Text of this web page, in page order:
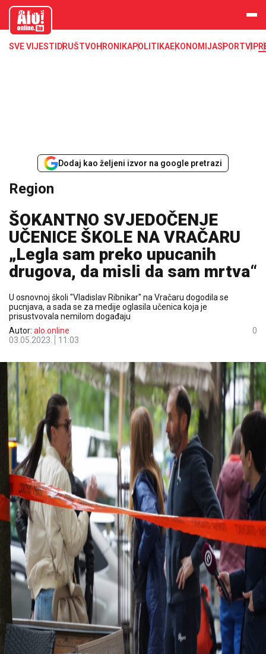
aloonline.b
SVE VIJESTI DRUŠTVOHRONIKAPOLITIKAEKONOMIJASPORTVIP
Dodaj kao željeni izvor na google pretrazi
Region
ŠOKANTNO SVJEDOČENJE
UČENICE ŠKOLE NA VRAČARU
„Legla sam preko upucanih
drugova, da misli da sam mrtva“
U osnovnoj školi "Vladislav Ribnikar" na Vračaru dogodila se
pucnjava, a sada se za medije oglasila učenica koja je
prisustvovala nemilom događaju
Autor: alo.online
03.05.2023.
11:03
0